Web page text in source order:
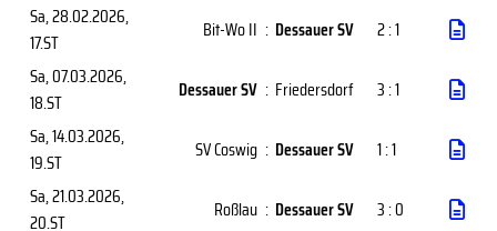
Sa, 28.02.2026,
17.ST
Bit-Wo II : Dessauer SV
2 : 1
Sa, 07.03.2026,
18.ST
Dessauer SV : Friedersdorf
3 : 1
Sa, 14.03.2026,
19.ST
SV Coswig : Dessauer SV
1 : 1
Sa, 21.03.2026,
20.ST
Roßlau : Dessauer SV
3 : 0